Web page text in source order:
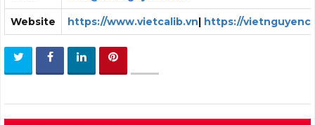
Website https://www.vietcalib.vn| https://